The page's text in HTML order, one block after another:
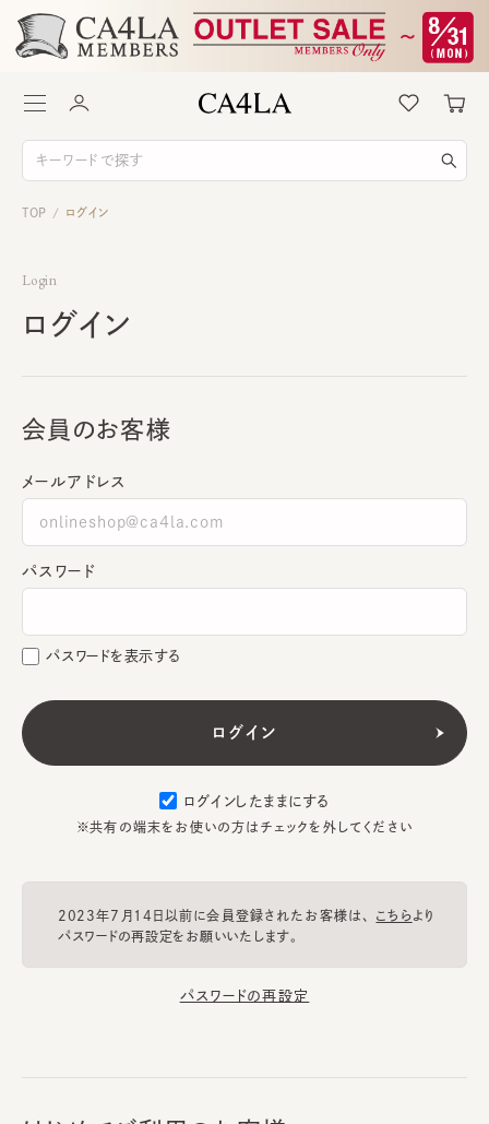
TOP / ログイン
Login
ログイン
会員のお客様
メールアドレス
パスワード
パスワードを表示する
ログインしたままにする
※共有の端末をお使いの方はチェックを外してください
2023年7月14日以前に会員登録されたお客様は、 こちらより
パスワードの再設定をお願いいたします。
パスワードの再設定